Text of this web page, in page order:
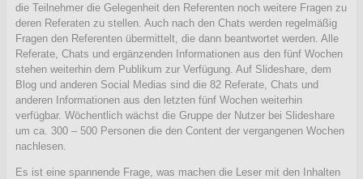
die Teilnehmer die Gelegenheit den Referenten noch weitere Fragen zu
deren Referaten zu stellen. Auch nach den Chats werden regelmäßig
Fragen den Referenten übermittelt, die dann beantwortet werden. Alle
Referate, Chats und ergänzenden Informationen aus den fünf Wochen
stehen weiterhin dem Publikum zur Verfügung. Auf Slideshare, dem
Blog und anderen Social Medias sind die 82 Referate, Chats und
anderen Informationen aus den letzten fünf Wochen weiterhin
verfügbar. Wöchentlich wächst die Gruppe der Nutzer bei Slideshare
um ca. 300 – 500 Personen die den Content der vergangenen Wochen
nachlesen.
Es ist eine spannende Frage, was machen die Leser mit den Inhalten